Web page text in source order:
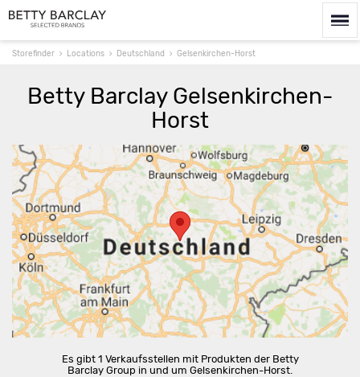
Storefinder Locations Deutschland Gelsenkirchen-Horst
Betty Barclay Gelsenkirchen-
Horst
Route berechnen
Es gibt 1 Verkaufsstellen mit Produkten der Betty
Barclay Group in und um Gelsenkirchen-Horst.